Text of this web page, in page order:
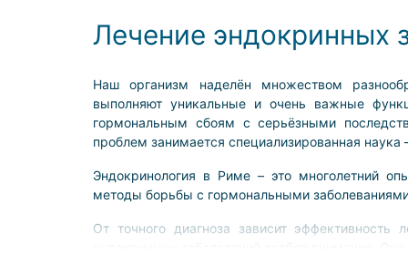
Лечение эндокринных
Наш организм наделён множеством
выполняют уникальные и очень важные
гормональным сбоям с серьёзными
проблем занимается специализированная наука
Эндокринология в Риме – это многолетний
методы борьбы с гормональными
От точного диагноза зависит эффективность